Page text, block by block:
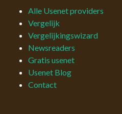
Alle Usenet providers
Vergelijk
Vergelijkingswizard
Newsreaders
Gratis usenet
Usenet Blog
Contact